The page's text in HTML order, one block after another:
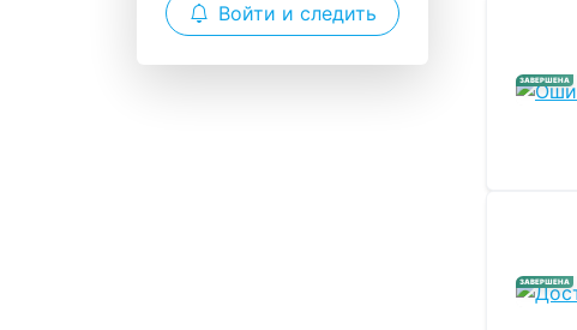
Войти и следить
ЗАВЕРШЕНА
ЗАВЕРШЕНА